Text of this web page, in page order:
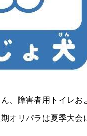
、障害者用トイレ
オリパラは夏季大